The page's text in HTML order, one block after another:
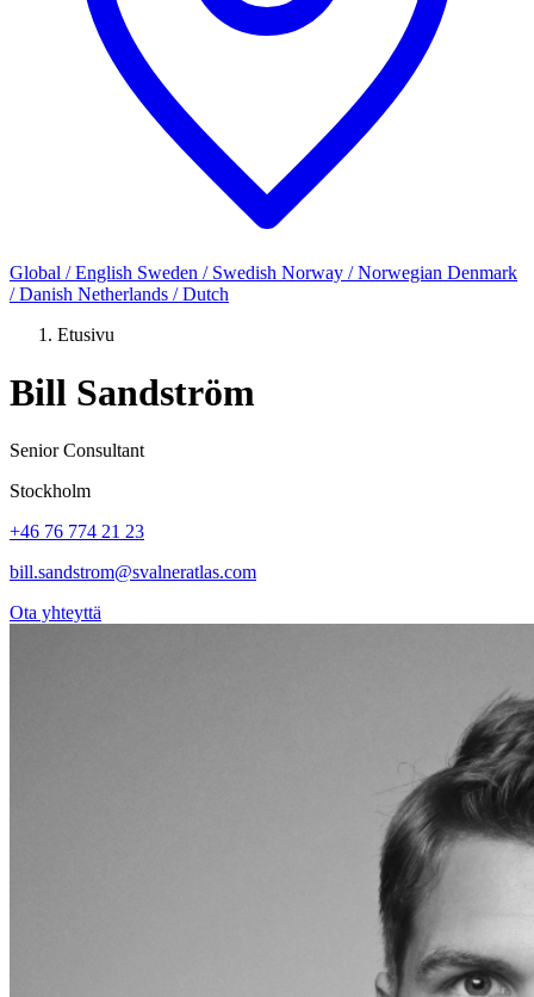
Global / English Sweden / Swedish Norway / Norwegian Denmark
/ Danish Netherlands / Dutch
Etusivu
Bill Sandström
Senior Consultant
Stockholm
+46 76 774 21 23
bill.sandstrom@svalneratlas.com
Ota yhteyttä